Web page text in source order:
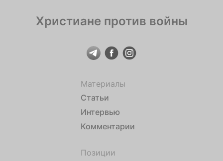
Христиане против войны
Материалы
Статьи
Интервью
Комментарии
Позиции